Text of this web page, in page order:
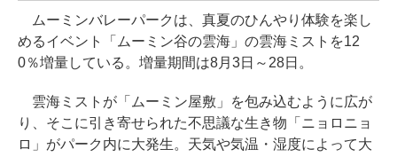
ムーミンバレーパークは、真夏のひんやり体験を楽し
めるイベント「ムーミン谷の雲海」の雲海ミストを12
0％増量している。増量期間は8月3日～28日。
雲海ミストが「ムーミン屋敷」を包み込むように広が
り、そこに引き寄せられた不思議な生き物「ニョロニョ
ロ」がパーク内に大発生。天気や気温・湿度によって大